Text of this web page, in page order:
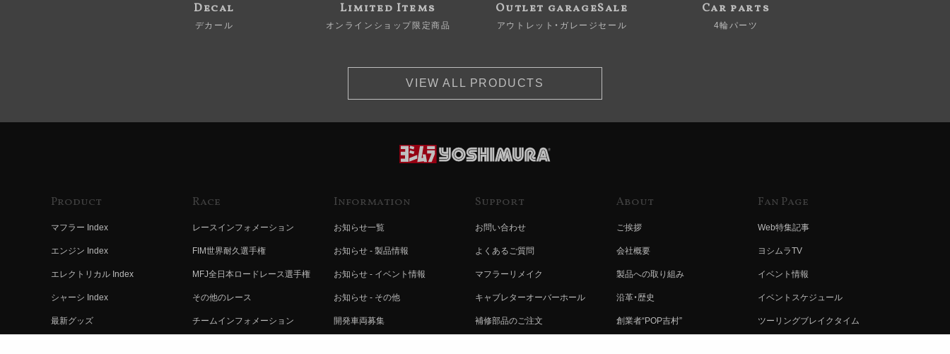
Decal
デカール
Limited Items
オンラインショップ限定商品
Outlet garageSale
アウトレット・ガレージセール
Car parts
4輪パーツ
VIEW ALL PRODUCTS
Product
マフラー Index
エンジン Index
エレクトリカル Index
シャーシ Index
最新グッズ
Race
レースインフォメーション
FIM世界耐久選手権
MFJ全日本ロードレース選手権
その他のレース
チームインフォメーション
Information
お知らせ一覧
お知らせ - 製品情報
お知らせ - イベント情報
お知らせ - その他
開発車両募集
Support
お問い合わせ
よくあるご質問
マフラーリメイク
キャブレターオーバーホール
補修部品のご注文
About
ご挨拶
会社概要
製品への取り組み
沿革・歴史
創業者“POP吉村”
Fan Page
Web特集記事
ヨシムラTV
イベント情報
イベントスケジュール
ツーリングブレイクタイム